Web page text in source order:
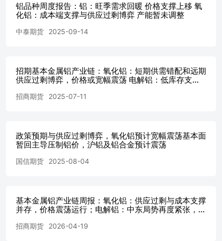
移，上周期货持仓量环比大幅减少7.8万手，周内涨幅
6.62%，振幅8.39%，价格区间大致在2685-2913元/吨之间。
进入本周，盘面进入高位整理阶段。截至6月2日，氧化铝主
应过剩的基本现实开始增仓进场。 现阶段氧化铝市场主要
受两股力量影响。第一，几内亚出口配额政策预期可能提升
氧化铝供应端持续放量，库存水平偏高，限制了价格上行空
存高企为主要基调。 供应端增量持续释放。截至5月28日，
全国冶金级氧化铝建成总产能11642万吨/年，运行总产能
分点至74.49%。虽然本周部分主产区开工率小幅下降，但
吨氧化铝产能实现成品发运，剩余460万吨产能待投，预计6
月份将陆续启动新一轮投料。国内氧化铝供应端仍在持续放
量，而下游需求增长乏力，供应过剩的现实对价格形成持续
压制。 库存端压力犹存。截至5月28日，SMM统计的氧化
铝品种周度报告：铝：旺季需求回暖 价格支撑上移 氧
化铝：成本端支撑与供应过剩博弈 产能暂未调整
中泰期货 2025-09-14
招期基本金属铝产业链：氧化铝：短期供需错配和远期
供应过剩博弈，价格或宽幅震荡 电解铝：低库存支撑
金：成本有支撑但需求疲软，价格或震荡偏弱
招商期货 2025-07-11
政策预期与供应过剩博弈，氧化铝预计宽幅震荡基本面
暂回主导压制铝价，沪铝及铝合金预计震荡
国信期货 2025-08-04
基本金属铝产业链周报：氧化铝：供应过剩与成本支撑
并存，价格震荡运行；电解铝：中东局势再度紧张，价
格跟随铝价走势
招商期货 2026-04-19